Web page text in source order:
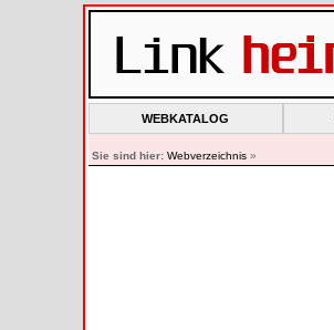
WEBKATALOG
Sie sind hier: Webverzeichnis»